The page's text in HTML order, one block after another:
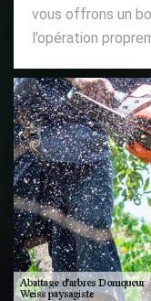
vous offrons un
l’opération